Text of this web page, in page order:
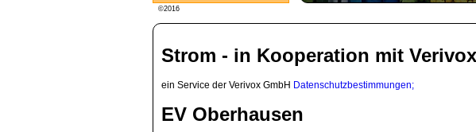
©2016
Strom - in Kooperation mit Verivox
ein Service der Verivox GmbH Datenschutzbestimmungen;
EV Oberhausen